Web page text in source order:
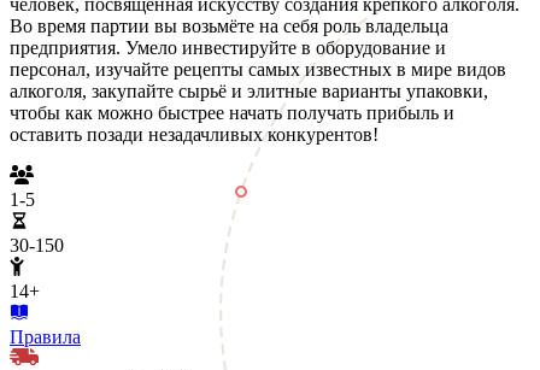
человек, посвящённая искусству создания крепкого алкоголя.
Во время партии вы возьмёте на себя роль владельца
предприятия. Умело инвестируйте в оборудование и
персонал, изучайте рецепты самых известных в мире видов
алкоголя, закупайте сырьё и элитные варианты упаковки,
чтобы как можно быстрее начать получать прибыль и
оставить позади незадачливых конкурентов!
1-5
30-150
14+
Правила